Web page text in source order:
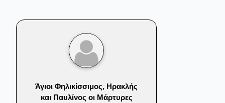
Άγιοι Φηλικίσσιμος, Ηρακλής
και Παυλίνος οι Μάρτυρες